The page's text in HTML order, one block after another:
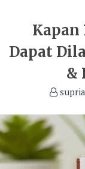
Kapan
Dapat
&